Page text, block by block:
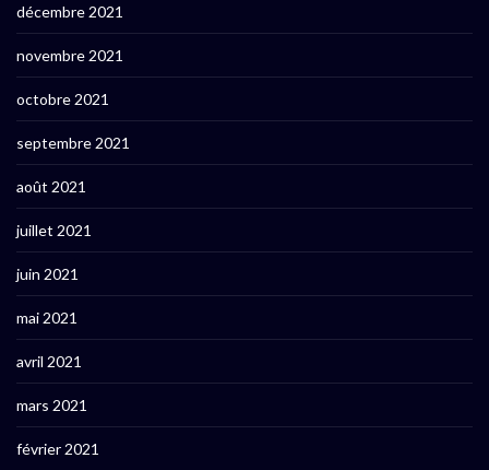
décembre 2021
novembre 2021
octobre 2021
septembre 2021
août 2021
juillet 2021
juin 2021
mai 2021
avril 2021
mars 2021
février 2021